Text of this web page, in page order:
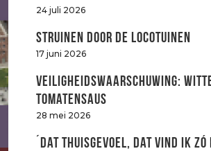
24 juli 2026
Struinen door de LOCOtuinen
17 juni 2026
Veiligheidswaarschuwing:
tomatensaus
28 mei 2026
´Dat thuisgevoel, dat vind ik